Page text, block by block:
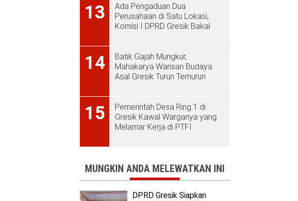
13
Ada Pengaduan Dua
Perusahaan di Satu Lokasi,
Komisi I DPRD Gresik Bakal
14
Batik Gajah Mungkur,
Mahakarya Warisan Budaya
Asal Gresik Turun Temurun
15
Pemerintah Desa Ring 1 di
Gresik Kawal Warganya yang
Melamar Kerja di PTFI
MUNGKIN ANDA MELEWATKAN INI
DPRD Gresik Siapkan